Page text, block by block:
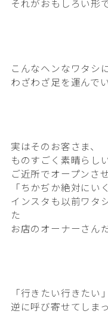
それがおもしろい
こんなヘンなワタシ
わざわざ足を運んで
実はそのお客さま、
ものすごく素晴らし
ご近所でオープンさ
「ちかぢか絶対にい
インスタも以前ワタ
た
お店のオーナーさん
「行きたい行きたい
逆に呼び寄せてしま